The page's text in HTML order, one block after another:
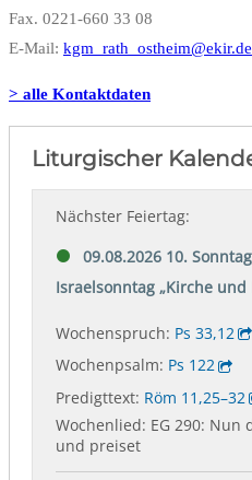
Fax. 0221-660 33 08
E-Mail: kgm_rath_ostheim@ekir.de
> alle Kontaktdaten